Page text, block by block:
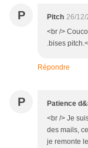
P Pitch 26/12/
<br />
.bises
Répondre
P Patience
<br /> Je
des mails,
je remonte